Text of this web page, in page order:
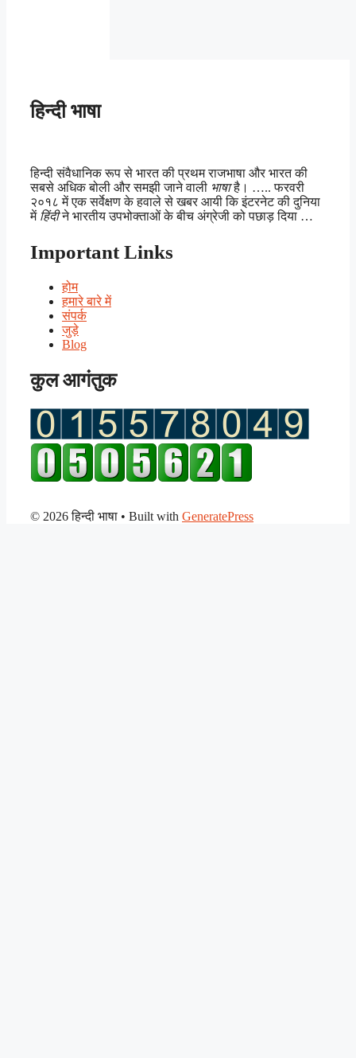
हिन्दी भाषा
हिन्दी संवैधानिक रूप से भारत की प्रथम राजभाषा और भारत की
सबसे अधिक बोली और समझी जाने वाली भाषाहै। ….. फरवरी
२०१८ में एक सर्वेक्षण के हवाले से खबर आयी कि इंटरनेट की दुनिया
में हिंदीने भारतीय उपभोक्ताओं के बीच अंग्रेजी को पछाड़ दिया …
Important Links
होम
हमारे बारे में
संपर्क
जुड़े
Blog
कुल आगंतुक
© 2026 हिन्दी भाषा • Built with GeneratePress